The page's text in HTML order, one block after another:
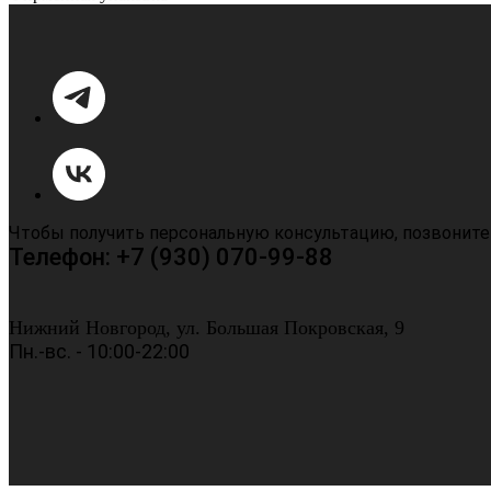
Чтобы получить персональную консультацию,
Телефон: +7 (930) 070-99-88
Нижний Новгород, ул. Большая Покровская, 9
Пн.-вс. - 10:00-22:00